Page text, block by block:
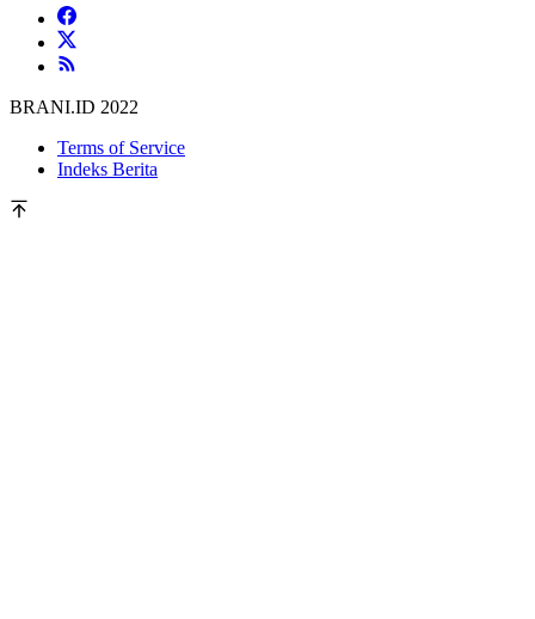
BRANI.ID 2022
Terms of Service
Indeks Berita